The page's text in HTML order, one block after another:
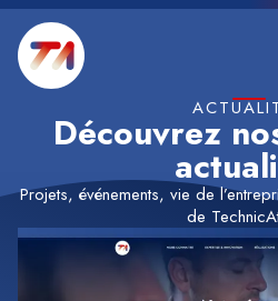
Découvrez
Projets, événements, vie de
de